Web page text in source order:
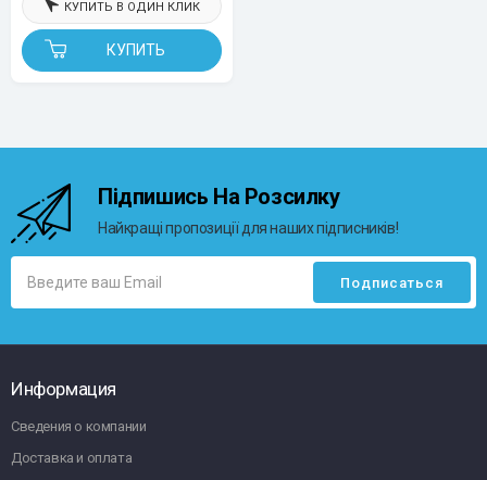
КУПИТЬ
КУПИТЬ В ОДИН КЛИК
Підпишись На Розсилку
Найкращі пропозиції для наших підписників!
Информация
Сведения о компании
Доставка и оплата